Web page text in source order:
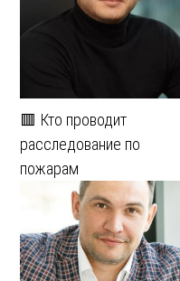
🟥 Кто проводит
расследование по
пожарам